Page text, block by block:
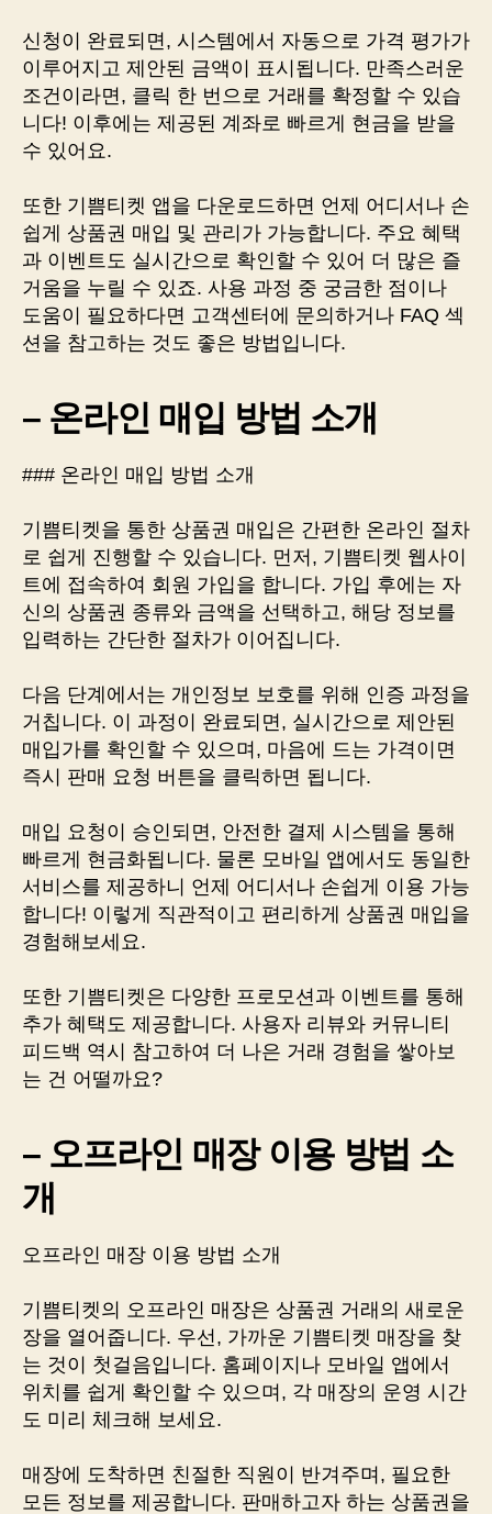
신청이 완료되면, 시스템에서 자동으로 가격 평가가
이루어지고 제안된 금액이 표시됩니다. 만족스러운
조건이라면, 클릭 한 번으로 거래를 확정할 수 있습
니다! 이후에는 제공된 계좌로 빠르게 현금을 받을
수 있어요.
또한 기쁨티켓 앱을 다운로드하면 언제 어디서나 손
쉽게 상품권 매입 및 관리가 가능합니다. 주요 혜택
과 이벤트도 실시간으로 확인할 수 있어 더 많은 즐
거움을 누릴 수 있죠. 사용 과정 중 궁금한 점이나
도움이 필요하다면 고객센터에 문의하거나 FAQ 섹
션을 참고하는 것도 좋은 방법입니다.
– 온라인 매입 방법 소개
### 온라인 매입 방법 소개
기쁨티켓을 통한 상품권 매입은 간편한 온라인 절차
로 쉽게 진행할 수 있습니다. 먼저, 기쁨티켓 웹사이
트에 접속하여 회원 가입을 합니다. 가입 후에는 자
신의 상품권 종류와 금액을 선택하고, 해당 정보를
입력하는 간단한 절차가 이어집니다.
다음 단계에서는 개인정보 보호를 위해 인증 과정을
거칩니다. 이 과정이 완료되면, 실시간으로 제안된
매입가를 확인할 수 있으며, 마음에 드는 가격이면
즉시 판매 요청 버튼을 클릭하면 됩니다.
매입 요청이 승인되면, 안전한 결제 시스템을 통해
빠르게 현금화됩니다. 물론 모바일 앱에서도 동일한
서비스를 제공하니 언제 어디서나 손쉽게 이용 가능
합니다! 이렇게 직관적이고 편리하게 상품권 매입을
경험해보세요.
또한 기쁨티켓은 다양한 프로모션과 이벤트를 통해
추가 혜택도 제공합니다. 사용자 리뷰와 커뮤니티
피드백 역시 참고하여 더 나은 거래 경험을 쌓아보
는 건 어떨까요?
– 오프라인 매장 이용 방법 소
개
오프라인 매장 이용 방법 소개
기쁨티켓의 오프라인 매장은 상품권 거래의 새로운
장을 열어줍니다. 우선, 가까운 기쁨티켓 매장을 찾
는 것이 첫걸음입니다. 홈페이지나 모바일 앱에서
위치를 쉽게 확인할 수 있으며, 각 매장의 운영 시간
도 미리 체크해 보세요.
매장에 도착하면 친절한 직원이 반겨주며, 필요한
모든 정보를 제공합니다. 판매하고자 하는 상품권을